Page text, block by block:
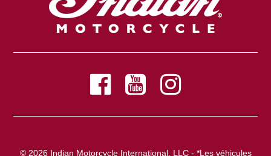
© 2026 Indian Motorcycle International, LLC - *Les véhicules